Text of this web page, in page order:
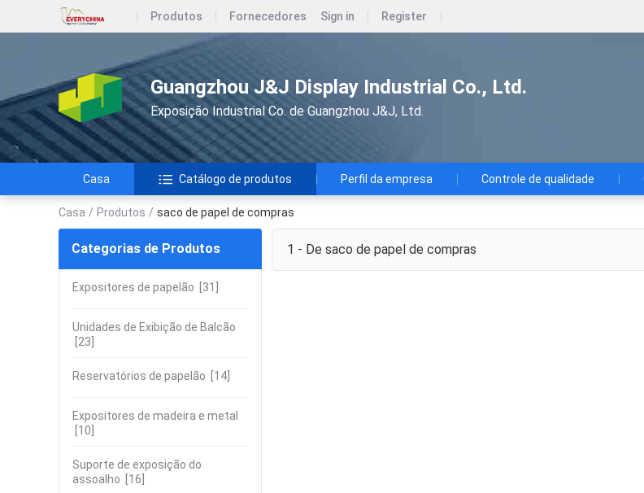
Produtos Fornecedores Sign in Register
Guangzhou J&J Display Industrial Co., Ltd.
Exposição Industrial Co. de Guangzhou J&J, Ltd.
Casa Catálogo de produtos Perfil da empresa Controle de qualidade
Casa / Produtos / saco de papel de compras
Categorias de Produtos
Expositores de papelão [31]
Unidades de Exibição de Balcão
[23]
Reservatórios de papelão [14]
Expositores de madeira e metal
[10]
Suporte de exposição do
assoalho [16]
1 - De saco de papel de compras